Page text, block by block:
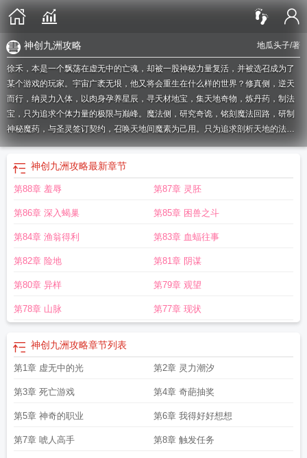
地瓜头子/著
神创九洲攻略
徐禾，本是一个飘荡在虚无中的亡魂，却被一股神秘力量复活，并被选召成为了
某个游戏的玩家。宇宙广袤无垠，他又将会重生在什么样的世界？修真侧，逆天
而行，纳灵力入体，以肉身孕养星辰，寻天材地宝，集天地奇物，炼丹药，制法
宝，只为追求个体力量的极限与巅峰。魔法侧，研究奇诡，铭刻魔法回路，研制
神秘魔药，与圣灵签订契约，召唤天地间魔素为己用。只为追求剖析天地的法
则。科技侧，钻研万物，纳百家之长，以各种难以置信的造物，完成不可思议之
事，曲率引擎，超视距打击，只为文明的升级和延续。“不对，这还叫游戏吗？”
“什么?职业还得靠抽奖?”“猫娘是真的存在的吗？”“我上辈子那个傍上富婆的愿望
能够实现吗？”“我有机会开上高达吗？”敬请期待，沙雕少年的奇葩新生。——以
吗神创论 知乎 神创论知乎 神之最创世神无 神创之子福袋
之国神创之子神创山峰 创世神之人间之旅神创之旅 地瓜头子
界创神のアルスマグ攻略 神创什么意思
神创九洲攻略最新章节
第88章 羞辱 第87章 灵胚
第86章 深入蝎巢 第85章 困兽之斗
第84章 渔翁得利 第83章 血蝠往事
第82章 险地 第81章 阴谋
第80章 异样 第79章 观望
第78章 山脉 第77章 现状
神创九洲攻略章节列表
第1章 虚无中的光 第2章 灵力潮汐
第3章 死亡游戏 第4章 奇葩抽奖
第5章 神奇的职业 第6章 我得好好想想
第7章 唬人高手 第8章 触发任务